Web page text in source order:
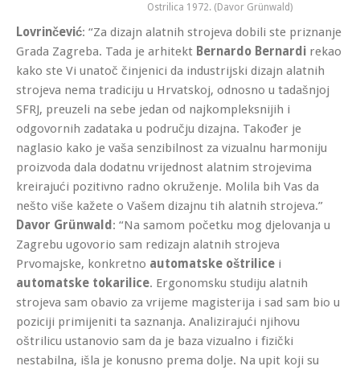
Ostrilica 1972. (Davor Grünwald)
Lovrinčević: “Za dizajn alatnih strojeva dobili ste priznanje
Grada Zagreba. Tada je arhitekt Bernardo Bernardi rekao
kako ste Vi unatoč činjenici da industrijski dizajn alatnih
strojeva nema tradiciju u Hrvatskoj, odnosno u tadašnjoj
SFRJ, preuzeli na sebe jedan od najkompleksnijih i
odgovornih zadataka u području dizajna. Također je
naglasio kako je vaša senzibilnost za vizualnu harmoniju
proizvoda dala dodatnu vrijednost alatnim strojevima
kreirajući pozitivno radno okruženje. Molila bih Vas da
nešto više kažete o Vašem dizajnu tih alatnih strojeva.”
Davor Grünwald : “Na samom početku mog djelovanja u
Zagrebu ugovorio sam redizajn alatnih strojeva
Prvomajske, konkretno automatske oštrilice i
automatske tokarilice. Ergonomsku studiju alatnih
strojeva sam obavio za vrijeme magisterija i sad sam bio u
poziciji primijeniti ta saznanja. Analizirajući njihovu
oštrilicu ustanovio sam da je baza vizualno i fizički
nestabilna, išla je konusno prema dolje. Na upit koji su